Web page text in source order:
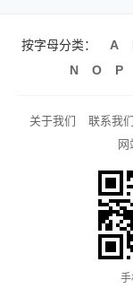
按字母分类： A
N
O P
关于我们 联系我们
网